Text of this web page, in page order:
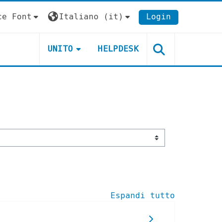
Font Italiano ‎(it)‎ Login
UNITO HELPDESK
Espandi tutto